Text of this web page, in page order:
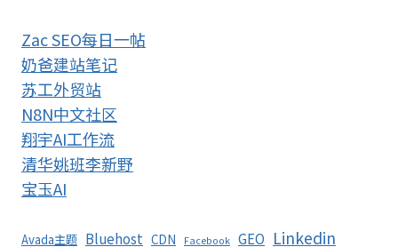
Zac SEO每日一帖
奶爸建站笔记
苏工外贸站
N8N中文社区
翔宇AI工作流
清华姚班李新野
宝玉AI
Avada主题 Bluehost CDN Facebook GEO Linkedin